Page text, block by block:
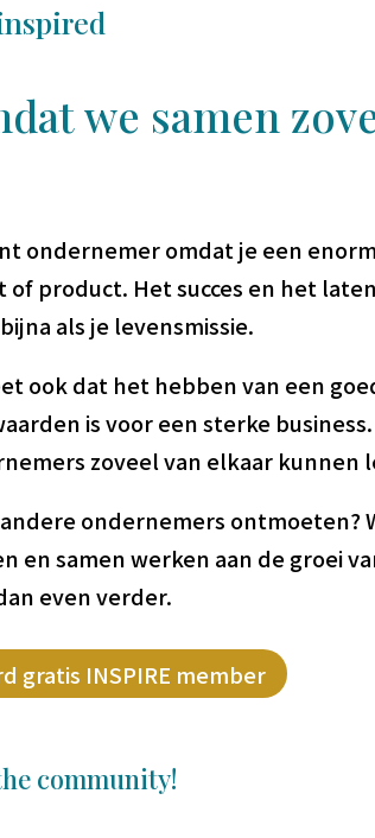
we samen
ondernemer omdat je een
of product. Het succes en het
als je levensmissie.
ook dat het hebben van een
is voor een sterke
zoveel van elkaar kunnen
ondernemers ontmoeten?
en samen werken aan de groei
even verder.
gratis INSPIRE member
community!